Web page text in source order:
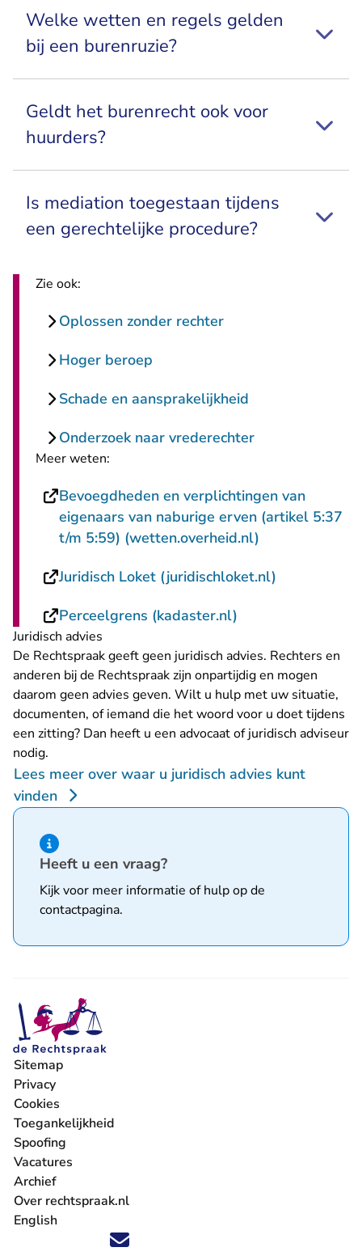
Welke wetten en regels gelden
bij een burenruzie?
Geldt het burenrecht ook voor
huurders?
Is mediation toegestaan tijdens
een gerechtelijke procedure?
Zie ook:
Oplossen zonder rechter
Hoger beroep
Schade en aansprakelijkheid
Onderzoek naar vrederechter
Meer weten:
Bevoegdheden en verplichtingen van
eigenaars van naburige erven (artikel 5:37
t/m 5:59) (wetten.overheid.nl)
Juridisch Loket (juridischloket.nl)
Perceelgrens (kadaster.nl)
Juridisch advies
De Rechtspraak geeft geen juridisch advies. Rechters en
anderen bij de Rechtspraak zijn onpartijdig en mogen
daarom geen advies geven. Wilt u hulp met uw situatie,
documenten, of iemand die het woord voor u doet tijdens
een zitting? Dan heeft u een advocaat of juridisch adviseur
nodig.
Lees meer over waar u juridisch advies kunt
vinden
Hint van type informatie
Heeft u een vraag?
Kijk voor meer informatie of hulp op de
contactpagina.
Volg ons op X (Twitter) - U verlaat Rechtspraak.nl
Volg ons op Facebook - U verlaat Rechtspraak.nl
Volg ons op Instagram - U verlaat Rechtspraak.nl
Volg ons op Youtube - U verlaat Rechtspraak.nl
Volg ons op LinkedIn - U verlaat
'Blijf op de hoogte' nieuwsbrief - U verlaat
Sitemap
Privacy
Cookies
Toegankelijkheid
Spoofing
Vacatures
- U verlaat Rechtspraak.nl
Archief
Over rechtspraak.nl
English